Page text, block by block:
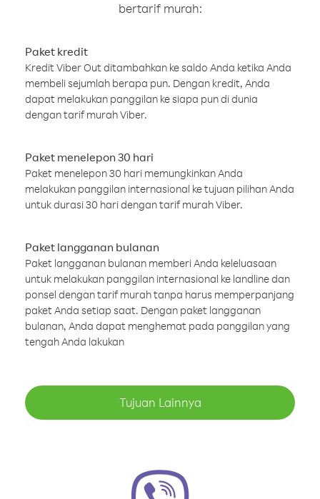
bertarif murah:
Paket kredit
Kredit Viber Out ditambahkan ke saldo Anda ketika Anda
membeli sejumlah berapa pun. Dengan kredit, Anda
dapat melakukan panggilan ke siapa pun di dunia
dengan tarif murah Viber.
Paket menelepon 30 hari
Paket menelepon 30 hari memungkinkan Anda
melakukan panggilan internasional ke tujuan pilihan Anda
untuk durasi 30 hari dengan tarif murah Viber.
Paket langganan bulanan
Paket langganan bulanan memberi Anda keleluasaan
untuk melakukan panggilan internasional ke landline dan
ponsel dengan tarif murah tanpa harus memperpanjang
paket Anda setiap saat. Dengan paket langganan
bulanan, Anda dapat menghemat pada panggilan yang
tengah Anda lakukan
Tujuan Lainnya